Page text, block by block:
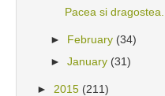
Pacea si dragostea...
► February (34)
►January (31)
► 2015 (211)